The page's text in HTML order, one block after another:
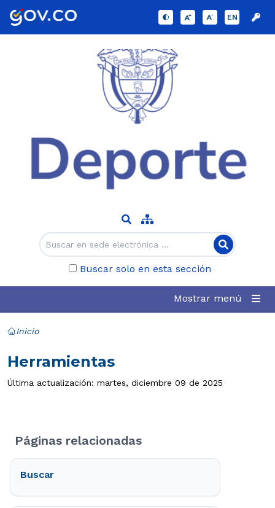
EN
Buscar solo en esta sección
Mostrar menú
Inicio
Herramientas
Última actualización: martes, diciembre 09 de 2025
Páginas relacionadas
Buscar